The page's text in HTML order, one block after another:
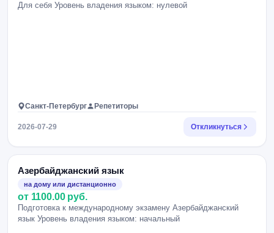
Для себя Уровень владения языком: нулевой
Санкт-Петербург Репетиторы
2026-07-29 Откликнуться
Азербайджанский язык
на дому или дистанционно
от 1100.00 руб.
Подготовка к международному экзамену Азербайджанский
язык Уровень владения языком: начальный